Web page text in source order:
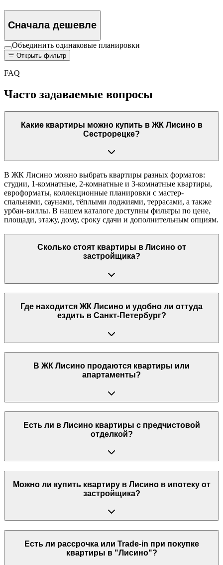
Сначала дешевле
Объединить одинаковые планировки
Открыть фильтр
FAQ
Часто задаваемые вопросы
Какие квартиры можно купить в ЖК Лисино в
Сестрорецке?
В ЖК Лисино можно выбрать квартиры разных форматов:
студии, 1-комнатные, 2-комнатные и 3-комнатные квартиры,
евроформаты, коллекционные планировки с мастер-
спальнями, саунами, тёплыми лоджиями, террасами, а также
урбан-виллы. В нашем каталоге доступны фильтры по цене,
площади, этажу, дому, сроку сдачи и дополнительным опциям.
Сколько стоят квартиры в Лисино от
застройщика?
Где находится ЖК Лисино и удобно ли оттуда
ездить в Санкт-Петербург?
В ЖК Лисино продаются квартиры или
апартаменты?
Есть ли в Лисино квартиры с предчистовой
отделкой?
Можно ли купить квартиру в Лисино в ипотеку от
застройщика?
Есть ли рассрочка или Trade-in при покупке
квартиры в "Лисино"?